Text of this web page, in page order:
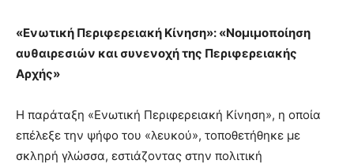
«Ενωτική Περιφερειακή Κίνηση»: «Νομιμοποίηση
αυθαιρεσιών και συνενοχή της Περιφερειακής
Αρχής»
Η παράταξη «Ενωτική Περιφερειακή Κίνηση», η οποία
επέλεξε την ψήφο του «λευκού», τοποθετήθηκε με
σκληρή γλώσσα, εστιάζοντας στην πολιτική